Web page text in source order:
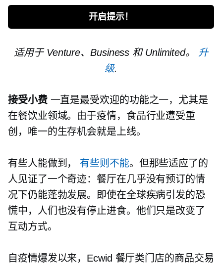
开启提示！
适用于 Venture、Business 和 Unlimited。
升
级.
接受小费一直是最受欢迎的功能之一，尤其是
在餐饮业领域。由于疫情，食品行业遭受重
创，唯一的生存机会就是上线。
有些人能做到， 有些则不能。但那些适应了的
人见证了一个奇迹：餐厅在几乎没有预订的情
况下仍能蓬勃发展。即使在全球疾病引发的恐
慌中，人们也没有停止进食。他们只是改变了
互动方式。
自疫情爆发以来，Ecwid 餐厅类门店的商品交易